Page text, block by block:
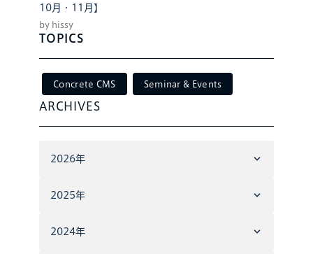
10月・11月】
by hissy
TOPICS
Concrete CMS Seminar & Events
ARCHIVES
2026年
2025年
2024年